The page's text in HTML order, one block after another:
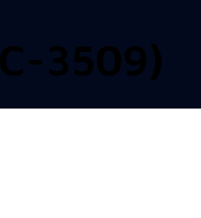
3509)